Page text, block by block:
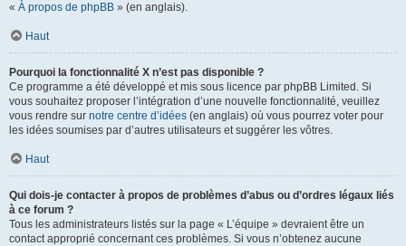
« À propos de phpBB » (en anglais).
Haut
Pourquoi la fonctionnalité X n’est pas disponible ?
Ce programme a été développé et mis sous licence par phpBB Limited. Si
vous souhaitez proposer l’intégration d’une nouvelle fonctionnalité, veuillez
vous rendre sur notre centre d’idées (en anglais) où vous pourrez voter pour
les idées soumises par d’autres utilisateurs et suggérer les vôtres.
Haut
Qui dois-je contacter à propos de problèmes d’abus ou d’ordres légaux liés
à ce forum ?
Tous les administrateurs listés sur la page « L’équipe » devraient être un
contact approprié concernant ces problèmes. Si vous n’obtenez aucune